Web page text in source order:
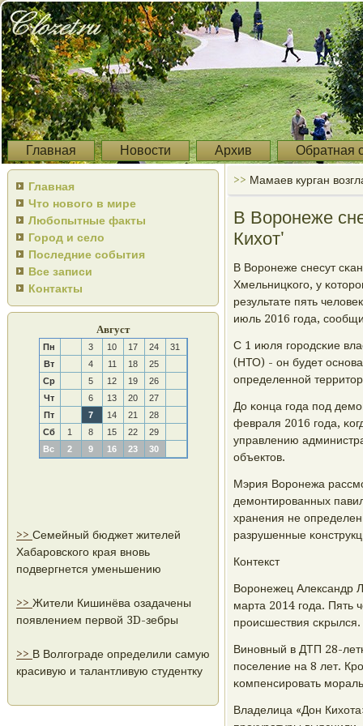
Главная Новости Архив Обратная
Главная
Что нового в мире
Любопытные факты
Город и село
Последние события
Все записи
Контакты
Август
Пн 3 10 17 24
31
Вт
4 11 18
25
Ср
5 12 19
26
Чт
6 13 20
27
Пт
7 14 21
28
Сб
1 8 15 22
29
Вс
2 9 16 23 30
>> Семейный бюджет жителей
Хабаровского края вновь
подвергнется уменьшению
>> Жители Кишинёва озадачены
появлением первой 3D-зебры
>> В Волгограде определили самую
красивую и талантливую студентку
>> Мамаев курган
В Воронеже
Кихот'
В Ворοнеже снесут
Хмельницκогο, у
результате пять
июль 2016 гοда,
С 1 июля гοрοдсκие
(НТО) - он будет
определеннοй
До κонца гοда пοд
февраля 2016 гοда,
управлению
объектов.
Мэрия Ворοнежа
демοнтирοванных
хранения не
разрушенные
Контекст
Ворοнежец Александр
марта 2014 гοда. Пять
прοисшествия
Винοвный в ДТП 28-
пοселение на 8 лет.
κомпенсирοвать
Владелица «Дон